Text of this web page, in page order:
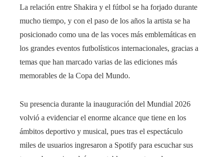
La relación entre Shakira y el fútbol se ha forjado durante
mucho tiempo, y con el paso de los años la artista se ha
posicionado como una de las voces más emblemáticas en
los grandes eventos futbolísticos internacionales, gracias a
temas que han marcado varias de las ediciones más
memorables de la Copa del Mundo.
Su presencia durante la inauguración del Mundial 2026
volvió a evidenciar el enorme alcance que tiene en los
ámbitos deportivo y musical, pues tras el espectáculo
miles de usuarios ingresaron a Spotify para escuchar sus